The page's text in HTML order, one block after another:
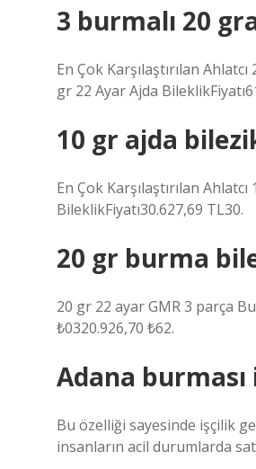
3 burmalı 20
En Çok Karşılaştırılan
gr 22 Ayar Ajda
10 gr ajda
En Çok Karşılaştırılan
BileklikFiyatı30.627,69 TL30.
20 gr burma
20 gr 22 ayar GMR 3 parça
₺0320.926,70 ₺62.
Adana
Bu özelliği sayesinde işçilik
insanların acil durumlarda